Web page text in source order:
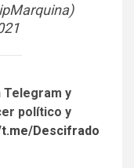
Telegram y
político y
Descifrado